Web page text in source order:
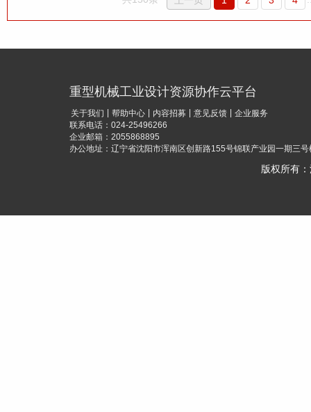
重型机械工业设计资源协作云平台
关于我们 帮助中心 内容招募 意见反馈
企业服务
联系电话：024-25496266
企业邮箱：2055868895
办公地址：辽宁省沈阳市浑南区创新路155号锦联产业园一期三
版权所有